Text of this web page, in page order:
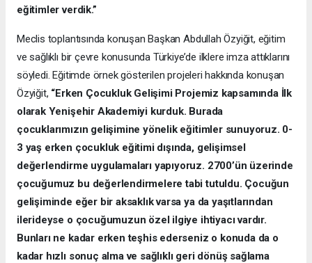
eğitimler verdik.”
Meclis toplantısında konuşan Başkan Abdullah Özyiğit, eğitim
ve sağlıklı bir çevre konusunda Türkiye’de ilklere imza attıklarını
söyledi. Eğitimde örnek gösterilen projeleri hakkında konuşan
Özyiğit, “Erken Çocukluk Gelişimi Projemiz kapsamında İlk
olarak Yenişehir Akademiyi kurduk. Burada
çocuklarımızın gelişimine yönelik eğitimler sunuyoruz. 0-
3 yaş erken çocukluk eğitimi dışında, gelişimsel
değerlendirme uygulamaları yapıyoruz. 2700’ün üzerinde
çocuğumuz bu değerlendirmelere tabi tutuldu. Çocuğun
gelişiminde eğer bir aksaklık varsa ya da yaşıtlarından
ilerideyse o çocuğumuzun özel ilgiye ihtiyacı vardır.
Bunları ne kadar erken teşhis ederseniz o konuda da o
kadar hızlı sonuç alma ve sağlıklı geri dönüş sağlama